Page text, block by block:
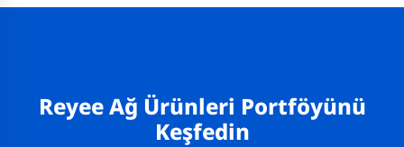
Reyee Ağ Ürünleri Portföyünü
Keşfedin